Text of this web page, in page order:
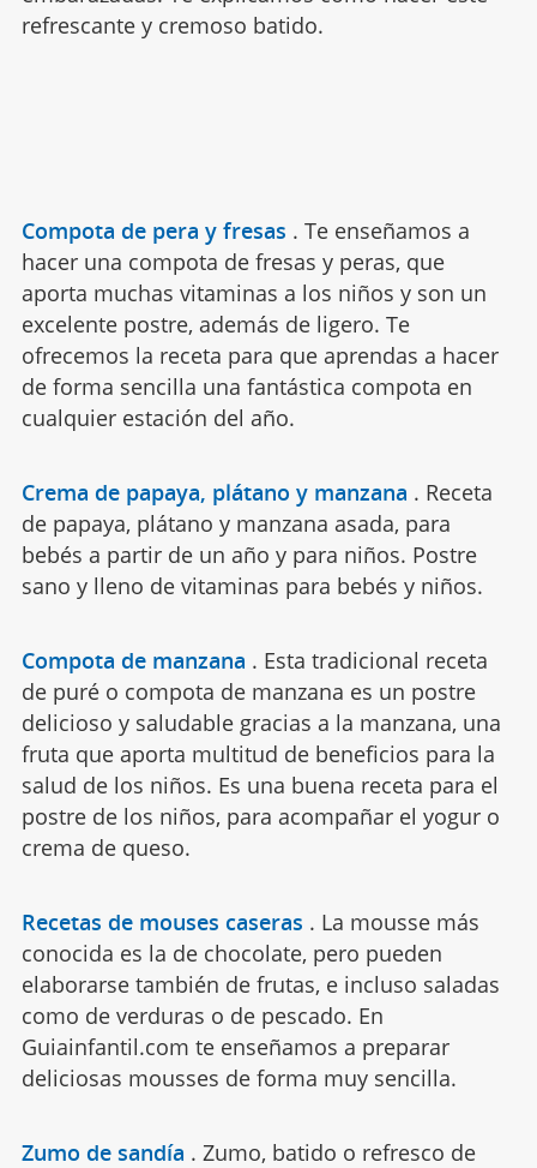
refrescante y cremoso batido.
Compota de pera y fresas . Te enseñamos a
hacer una compota de fresas y peras, que
aporta muchas vitaminas a los niños y son un
excelente postre, además de ligero. Te
ofrecemos la receta para que aprendas a hacer
de forma sencilla una fantástica compota en
cualquier estación del año.
Crema de papaya, plátano y manzana . Receta
de papaya, plátano y manzana asada, para
bebés a partir de un año y para niños. Postre
sano y lleno de vitaminas para bebés y niños.
Compota de manzana . Esta tradicional receta
de puré o compota de manzana es un postre
delicioso y saludable gracias a la manzana, una
fruta que aporta multitud de beneficios para la
salud de los niños. Es una buena receta para el
postre de los niños, para acompañar el yogur o
crema de queso.
Recetas de mouses caseras . La mousse más
conocida es la de chocolate, pero pueden
elaborarse también de frutas, e incluso saladas
como de verduras o de pescado. En
Guiainfantil.com te enseñamos a preparar
deliciosas mousses de forma muy sencilla.
Zumo de sandía . Zumo, batido o refresco de